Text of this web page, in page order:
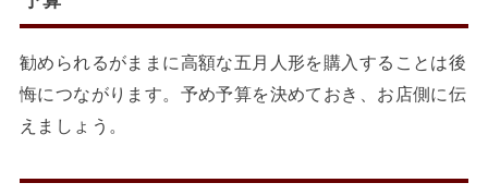
勧められるがままに高額な五月人形を購入することは後
悔につながります。予め予算を決めておき、 お店側に伝
えましょう。